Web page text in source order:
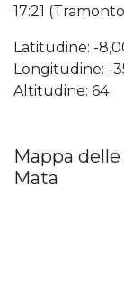
17:21
Latitudine: -
Longitudine: -
Altitudine: 64
Mappa
Mata